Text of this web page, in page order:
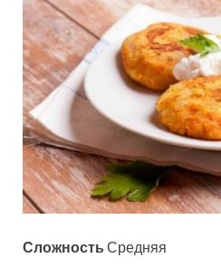
Сложность Средняя